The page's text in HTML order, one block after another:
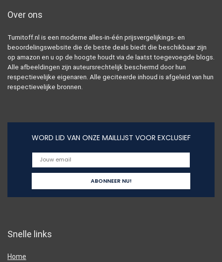
Over ons
Turnitoff.nl is een moderne alles-in-één prijsvergelijkings- en
beoordelingswebsite die de beste deals biedt die beschikbaar zijn
op amazon en u op de hoogte houdt via de laatst toegevoegde blogs.
Alle afbeeldingen zijn auteursrechtelijk beschermd door hun
respectievelijke eigenaren. Alle geciteerde inhoud is afgeleid van hun
respectievelijke bronnen.
WORD LID VAN ONZE MAILLIJST VOOR EXCLUSIEF
Snelle links
Home